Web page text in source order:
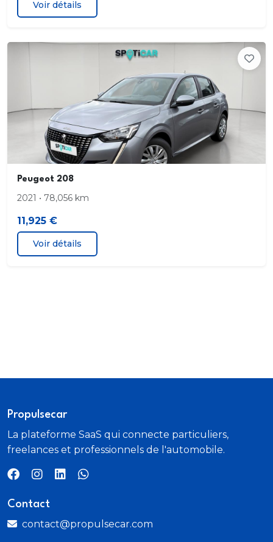
rabattables
Vitrage AR surteinté
Volant Cuir pleine fleur
Voir détails
Peugeot 208
2021 • 78,056 km
11,925 €
Voir détails
Propulsecar
La plateforme SaaS qui connecte particuliers,
freelances et professionnels de l'automobile.
Contact
contact@propulsecar.com